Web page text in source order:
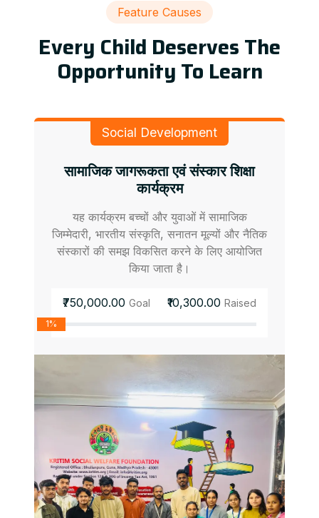
Feature Causes
Every Child Deserves The
Opportunity To Learn
Social Development
सामाजिक जागरूकता एवं संस्कार शिक्षा
कार्यक्रम
यह कार्यक्रम बच्चों और युवाओं में सामाजिक
जिम्मेदारी, भारतीय संस्कृति, सनातन मूल्यों और नैतिक
संस्कारों की समझ विकसित करने के लिए आयोजित
किया जाता है।
₹750,000.00 Goal ₹10,300.00 Raised
1%